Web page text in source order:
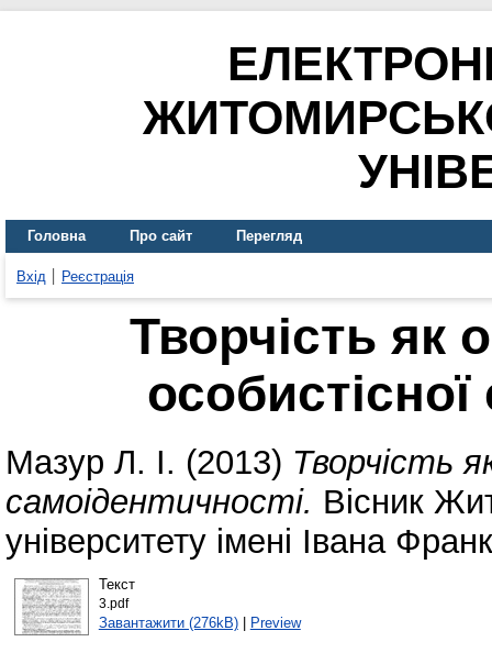
Головна Про сайт Перегляд
Вхід Реєстрація
Творчість як
Мазур Л. І. (2013) Творчість
самоідентичності. Вісник
університету імені Івана
Текст
3.pdf
Завантажити (276kB)| Preview